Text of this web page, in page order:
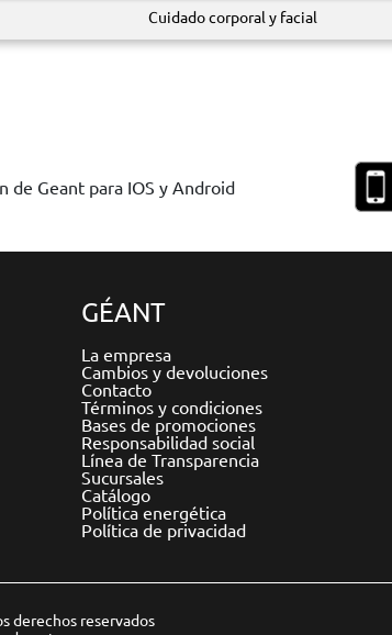
Cuidado corporal y facial
de Geant para IOS y Android
GÉANT
La empresa
Cambios y devoluciones
Contacto
Términos y condiciones
Bases de promociones
Responsabilidad social
Línea de Transparencia
Sucursales
Catálogo
Política energética
Política de privacidad
derechos reservados